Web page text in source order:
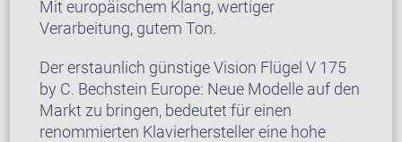
Mit europäischem Klang, wertiger
Verarbeitung, gutem Ton.
Der erstaunlich günstige Vision Flügel V 175
by C. Bechstein Europe: Neue Modelle auf den
Markt zu bringen, bedeutet für einen
renommierten Klavierhersteller eine hohe